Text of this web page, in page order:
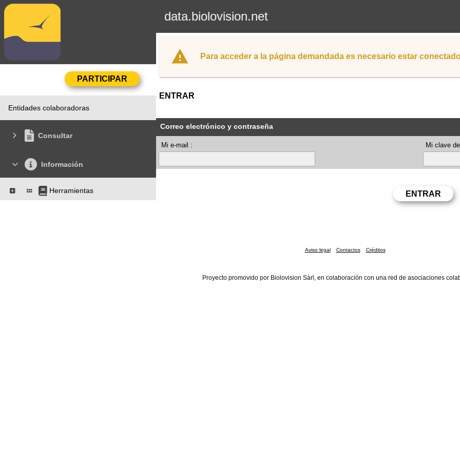
data.biolovision.net
Entidades colaboradoras
Consultar
Información
Herramientas
Para acceder a la página demandada es necesario estar
ENTRAR
Correo electrónico y contraseña
Mi e-mail : Mi clave
Aviso legal Contactos Créditos
Proyecto promovido por Biolovision Sàrl, en colaboración con una red de asociaciones